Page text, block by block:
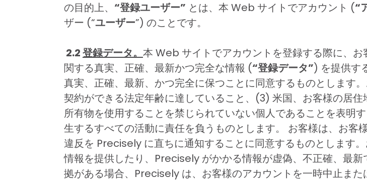
の目的上、 “登録ユーザー” とは、本 Web サイトでアカウント (“
ザー (“ユーザー”) のことです。
2.2登録データ。 本 Web サイトでアカウントを登録する際に、
関する真実、正確、最新かつ完全な情報 (“登録データ”) を提供す
真実、正確、最新、かつ完全に保つことに同意するものとします
契約ができる法定年齢に達していること、(3) 米国、お客様の居
所有物を使用することを禁じられていない個人であることを表明
生するすべての活動に責任を負うものとします。 お客様は、お客
違反を Precisely に直ちに通知することに同意するものとします
情報を提供したり、Precisely がかかる情報が虚偽、不正確、最
拠がある場合、Precisely は、お客様のアカウントを一時中止ま